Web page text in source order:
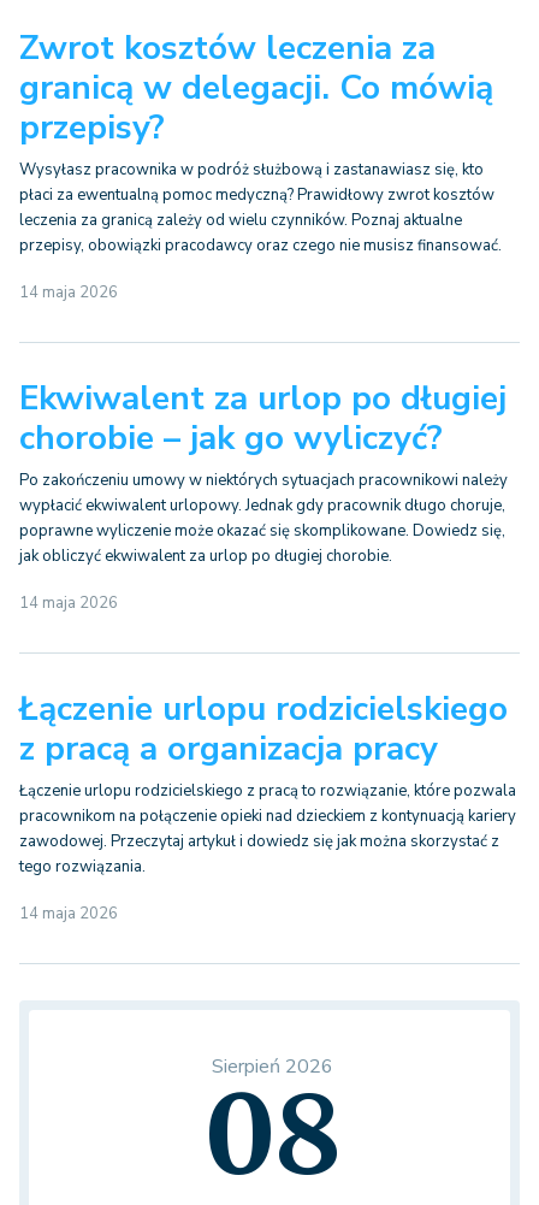
Zwrot kosztów leczenia za
granicą w delegacji. Co mówią
przepisy?
Wysyłasz pracownika w podróż służbową i zastanawiasz się, kto
płaci za ewentualną pomoc medyczną? Prawidłowy zwrot kosztów
leczenia za granicą zależy od wielu czynników. Poznaj aktualne
przepisy, obowiązki pracodawcy oraz czego nie musisz finansować.
14 maja 2026
Ekwiwalent za urlop po długiej
chorobie – jak go wyliczyć?
Po zakończeniu umowy w niektórych sytuacjach pracownikowi należy
wypłacić ekwiwalent urlopowy. Jednak gdy pracownik długo choruje,
poprawne wyliczenie może okazać się skomplikowane. Dowiedz się,
jak obliczyć ekwiwalent za urlop po długiej chorobie.
14 maja 2026
Łączenie urlopu rodzicielskiego
z pracą a organizacja pracy
Łączenie urlopu rodzicielskiego z pracą to rozwiązanie, które pozwala
pracownikom na połączenie opieki nad dzieckiem z kontynuacją kariery
zawodowej. Przeczytaj artykuł i dowiedz się jak można skorzystać z
tego rozwiązania.
14 maja 2026
Sierpień 2026
08